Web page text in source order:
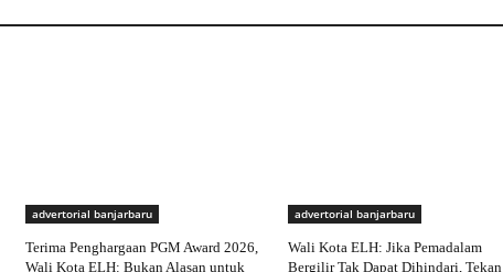
advertorial banjarbaru
Terima Penghargaan PGM Award 2026,
Wali Kota ELH: Bukan Alasan untuk
advertorial banjarbaru
Wali Kota ELH: Jika Pemadalam
Bergilir Tak Dapat Dihindari, Tekan